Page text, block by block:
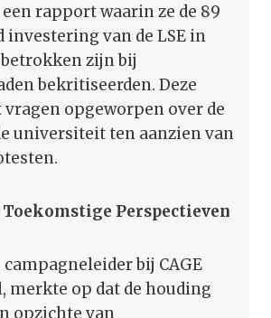
rapport waarin ze de 89
van de LSE in
zijn bij
bekritiseerden. Deze
opgeworpen over de
universiteit ten aanzien van
Toekomstige Perspectieven
bij CAGE
merkte op dat de houding
opzichte van